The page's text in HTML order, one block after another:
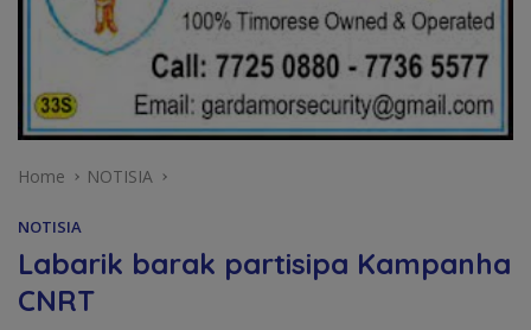
Home NOTISIA
NOTISIA
Labarik barak partisipa Kampanha
CNRT